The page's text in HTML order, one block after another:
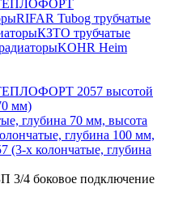
ТЕПЛОФОРТ
RIFAR Tubog трубчатые
КЗТО трубчатые
KOHR Heim
ТЕПЛОФОРТ 2057 высотой
мм)
глубина 70 мм, высота
глубина 100 мм,
х колончатые, глубина
3/4 боковое подключение